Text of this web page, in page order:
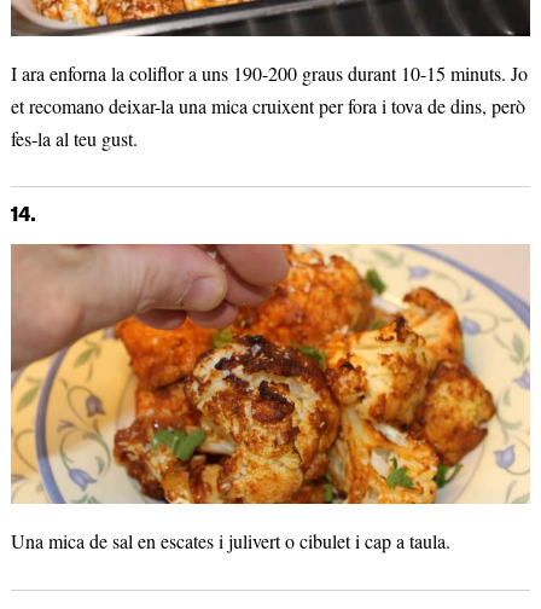
I ara enforna la coliflor a uns 190-200 graus durant 10-15 minuts. Jo
et recomano deixar-la una mica cruixent per fora i tova de dins, però
fes-la al teu gust.
14.
Una mica de sal en escates i julivert o cibulet i cap a taula.